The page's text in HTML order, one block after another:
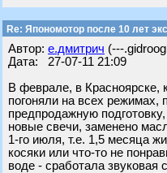
Re: Япономотор после 10 лет
Автор: е.дмитрич (---
Дата: 27-07-11 21:09
В феврале, в Красноярске,
погоняли на всех
предпродажную
новые свечи, заменено
1-го июля, т.е. 1,5 месяца
косяки или что-то не
воде - сработала